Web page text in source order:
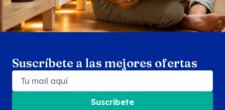
Suscríbete a las mejores ofertas
Suscríbete